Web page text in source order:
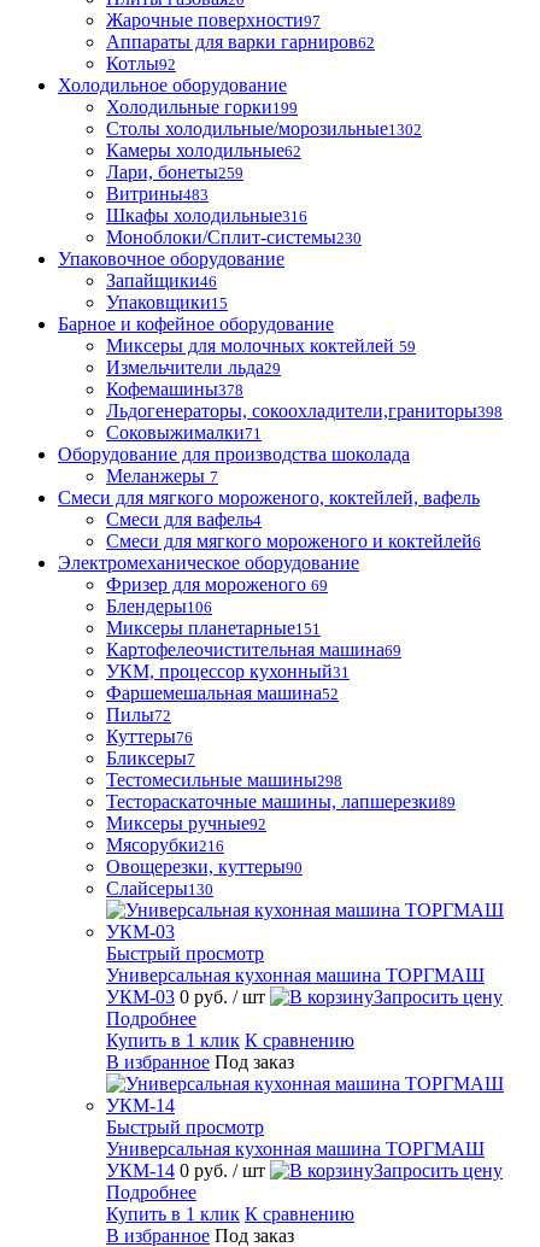
Жарочные поверхности97
Аппараты для варки гарниров62
Котлы92
Холодильное оборудование
Холодильные горки199
Столы холодильные/морозильные1302
Камеры холодильные62
Лари, бонеты259
Витрины483
Шкафы холодильные316
Моноблоки/Сплит-системы230
Упаковочное оборудование
Запайщики46
Упаковщики15
Барное и кофейное оборудование
Миксеры для молочных коктейлей 59
Измельчители льда29
Кофемашины378
Льдогенераторы, сокоохладители,граниторы398
Соковыжималки71
Оборудование для производства шоколада
Меланжеры 7
Смеси для мягкого мороженого, коктейлей, вафель
Смеси для вафель4
Смеси для мягкого мороженого и коктейлей6
Электромеханическое оборудование
Фризер для мороженого 69
Блендеры106
Миксеры планетарные151
Картофелеочистительная машина69
УКМ, процессор кухонный31
Фаршемешальная машина52
Пилы72
Куттеры76
Бликсеры7
Тестомесильные машины298
Тестораскаточные машины, лапшерезки89
Миксеры ручные92
Мясорубки216
Овощерезки, куттеры90
Слайсеры130
Быстрый просмотр
Универсальная кухонная машина ТОРГМАШ
УКМ-03 0 руб. / шт
Запросить цену
Подробнее
Купить в 1 клик К сравнению
В избранное Под заказ
Быстрый просмотр
Универсальная кухонная машина ТОРГМАШ
УКМ-14 0 руб. / шт
Запросить цену
Подробнее
Купить в 1 клик К сравнению
В избранное Под заказ